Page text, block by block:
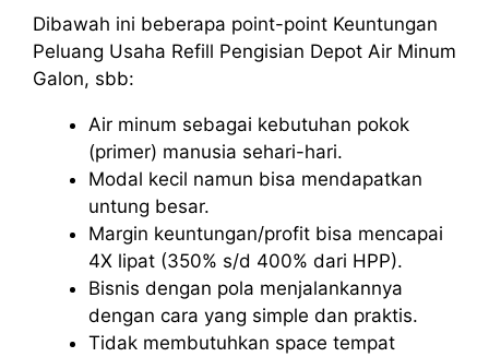
Dibawah ini beberapa point-point Keuntungan
Peluang Usaha Refill Pengisian Depot Air Minum
Galon, sbb:
Air minum sebagai kebutuhan pokok
(primer) manusia sehari-hari.
Modal kecil namun bisa mendapatkan
untung besar.
Margin keuntungan/profit bisa mencapai
4X lipat (350% s/d 400% dari HPP).
Bisnis dengan pola menjalankannya
dengan cara yang simple dan praktis.
Tidak membutuhkan space tempat